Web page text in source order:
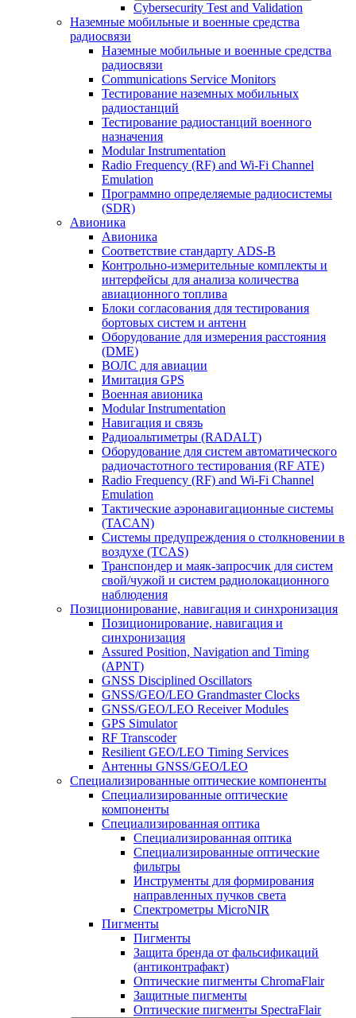
Cybersecurity Test and Validation
Наземные мобильные и военные средства
радиосвязи
Наземные мобильные и военные средства
радиосвязи
Communications Service Monitors
Тестирование наземных мобильных
радиостанций
Тестирование радиостанций военного
назначения
Modular Instrumentation
Radio Frequency (RF) and Wi-Fi Channel
Emulation
Программно определяемые радиосистемы
(SDR)
Авионика
Авионика
Соответствие стандарту ADS-B
Контрольно-измерительные комплекты и
интерфейсы для анализа количества
авиационного топлива
Блоки согласования для тестирования
бортовых систем и антенн
Оборудование для измерения расстояния
(DME)
ВОЛС для авиации
Имитация GPS
Военная авионика
Modular Instrumentation
Навигация и связь
Радиоальтиметры (RADALT)
Оборудование для систем автоматического
радиочастотного тестирования (RF ATE)
Radio Frequency (RF) and Wi-Fi Channel
Emulation
Тактические аэронавигационные системы
(TACAN)
Системы предупреждения о столкновении в
воздухе (TCAS)
Транспондер и маяк-запросчик для систем
свой/чужой и систем радиолокационного
наблюдения
Позиционирование, навигация и синхронизация
Позиционирование, навигация и
синхронизация
Assured Position, Navigation and Timing
(APNT)
GNSS Disciplined Oscillators
GNSS/GEO/LEO Grandmaster Clocks
GNSS/GEO/LEO Receiver Modules
GPS Simulator
RF Transcoder
Resilient GEO/LEO Timing Services
Антенны GNSS/GEO/LEO
Специализированные оптические компоненты
Специализированные оптические
компоненты
Специализированная оптика
Специализированная оптика
Специализированные оптические
фильтры
Инструменты для формирования
направленных пучков света
Спектрометры MicroNIR
Пигменты
Пигменты
Защита бренда от фальсификаций
(антиконтрафакт)
Оптические пигменты ChromaFlair
Защитные пигменты
Оптические пигменты SpectraFlair